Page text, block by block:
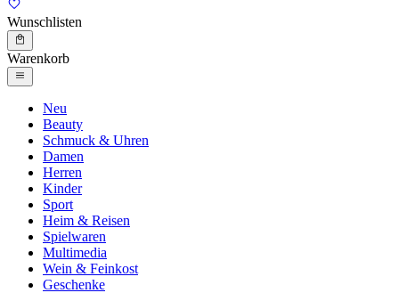
Wunschlisten
Warenkorb
Neu
Beauty
Schmuck & Uhren
Damen
Herren
Kinder
Sport
Heim & Reisen
Spielwaren
Multimedia
Wein & Feinkost
Geschenke